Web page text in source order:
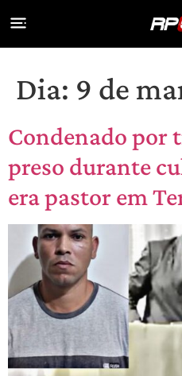
Dia: 9 de
Condenado por
preso durante
era pastor em